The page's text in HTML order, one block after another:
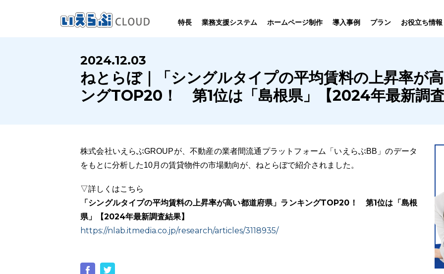
特長 業務支援システム
SYSTEM
いえらぶCLOUDは不動産業務を
幅広く支援しています。
業務向け機能
売買仲介
業務向け機能
賃貸管理
業務向け機
ホームページ制作
HOMEPAGE
いえらぶは集客用ホームページを
不動産業に特化して制作しています。
制作について
制作の流れ
導入事例
PERFORMANCE
いえらぶCLOUDを実際にご利用の
お客様の声と制作実績のご紹介です。
ユーザーインタビュー
プラン お役立ち情報
INFORMATION
いえらぶCLOUDや不動産業界に関する
ニュース･ノウハウをお伝えします。
ニュース一覧 お役立ちブログ
2024.12.03
ねとらぼ｜「シングルタイプの平均賃料の上昇率が
ングTOP20！ 第1位は「島根県」【2024年最新調
株式会社いえらぶGROUPが、不動産の業者間流通プラットフォーム「いえらぶBB」のデータ
をもとに分析した10月の賃貸物件の市場動向が、ねとらぼで紹介されました。
▽詳しくはこちら
「シングルタイプの平均賃料の上昇率が高い都道府県」ランキングTOP20！ 第1位は「島根
県」【2024年最新調査結果】
https://nlab.itmedia.co.jp/research/articles/3118935/